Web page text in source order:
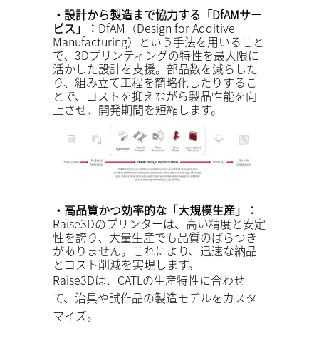
・設計から製造まで協力する「DfAMサー
ビス」： DfAM（Design for Additive
Manufacturing）という手法を用いること
で、3Dプリンティングの特性を最大限に
活かした設計を支援。部品数を減らした
り、組み立て工程を簡略化したりするこ
とで、コストを抑えながら製品性能を向
上させ、開発期間を短縮します。
・高品質かつ効率的な「大規模生産」：
Raise3Dのプリンターは、高い精度と安定
性を誇り、大量生産でも品質のばらつき
がありません。これにより、迅速な納品
とコスト削減を実現します。
Raise3Dは、CATLの生産特性に合わせ
て、治具や試作品の製造モデルをカスタ
マイズ。